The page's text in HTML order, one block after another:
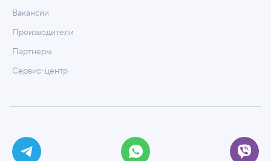
Вакансии
Производители
Партнеры
Сервис-центр